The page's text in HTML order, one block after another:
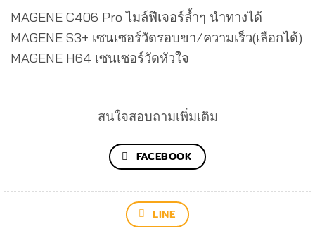
MAGENE C406 Pro ไมล์ฟีเจอร์ล้ำๆ นำทางได้
MAGENE S3+ เซนเซอร์วัดรอบขา/ความเร็ว(เลือกได้)
MAGENE H64 เซนเซอร์วัดหัวใจ
สนใจสอบถามเพิ่มเติม
FACEBOOK
LINE